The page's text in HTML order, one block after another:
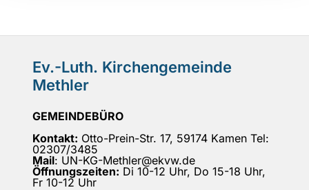
Ev.-Luth. Kirchengemeinde
Methler
GEMEINDEBÜRO
Kontakt: Otto-Prein-Str. 17, 59174 Kamen Tel:
02307/3485
Mail: UN-KG-Methler@ekvw.de
Öffnungszeiten: Di 10-12 Uhr, Do 15-18 Uhr,
Fr 10-12 Uhr